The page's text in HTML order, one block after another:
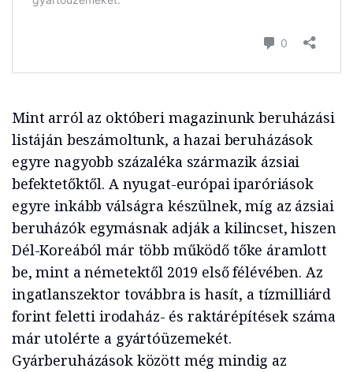
Mint arról az októberi magazinunk beruházási
listáján beszámoltunk, a hazai beruházások
egyre nagyobb százaléka származik ázsiai
befektetőktől. A nyugat-európai iparóriások
egyre inkább válságra készülnek, míg az ázsiai
beruházók egymásnak adják a kilincset, hiszen
Dél-Koreából már több működő tőke áramlott
be, mint a németektől 2019 első félévében. Az
ingatlanszektor továbbra is hasít, a tízmilliárd
forint feletti irodaház- és raktárépítések száma
már utolérte a gyártóüzemekét.
Gyárberuházások között még mindig az